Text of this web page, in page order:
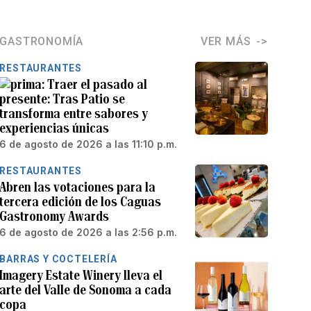
GASTRONOMÍA VER MÁS
RESTAURANTES
Traer el pasado al
presente: Tras Patio se
transforma entre sabores y
experiencias únicas
6 de agosto de 2026 a las 11:10 p.m.
RESTAURANTES
Abren las votaciones para la
tercera edición de los Caguas
Gastronomy Awards
6 de agosto de 2026 a las 2:56 p.m.
BARRAS Y COCTELERÍA
Imagery Estate Winery lleva el
arte del Valle de Sonoma a cada
copa